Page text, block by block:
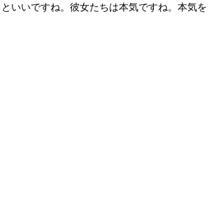
いいですね。彼女たちは本気ですね。本気を